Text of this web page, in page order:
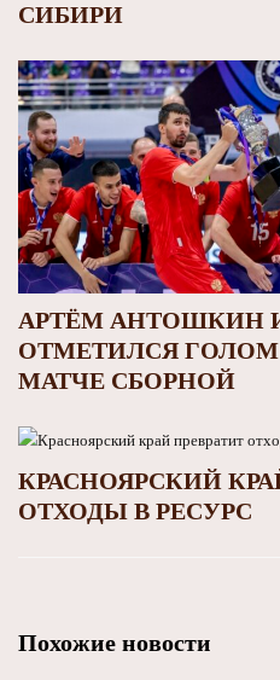
СИБИРИ
АРТЁМ АНТОШКИН
ОТМЕТИЛСЯ
МАТЧЕ СБОРНОЙ
КРАСНОЯРСКИЙ
ОТХОДЫ В РЕСУРС
Похожие новости